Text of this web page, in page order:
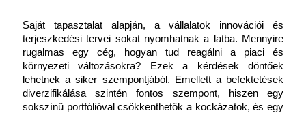
Saját tapasztalat alapján, a vállalatok innovációi és
terjeszkedési tervei sokat nyomhatnak a latba. Mennyire
rugalmas egy cég, hogyan tud reagálni a piaci és
környezeti változásokra? Ezek a kérdések döntőek
lehetnek a siker szempontjából. Emellett a befektetések
diverzifikálása szintén fontos szempont, hiszen egy
sokszínű portfólióval csökkenthetők a kockázatok, és egy